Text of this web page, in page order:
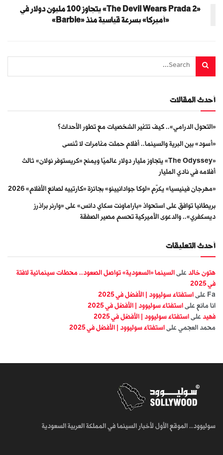
«The Devil Wears Prada 2» يتجاوز 100 مليون دولار في
«أميركا» بسرعة قياسية منذ «Barbie»
أحدث المقالات
«التحول الدرامي».. كيف تتغير الشخصيات مع تطور الأحداث؟
«أسود» بين البرية والسينما.. أفلام حملت مغامرات لا تُنسى
«The Odyssey» يتجاوز مليار دولار عالميًا ويمنح «كريستوفر نولان» ثالث
أفلامه في نادي المليار
«مهرجان فينيسيا» يكرّم «لوكا جوادانيينو» بجائزة «كارتييه لصانع الأفلام» 2026
بريطانيا توافق على استحواذ «باراماونت سكاي دانس» على «وارنر براذرز
ديسكفري».. والدعوى الأميركية تحسم مصير الصفقة
أحدث التعليقات
هتون خالد على السينما «السعودية» تواصل الصعود.. محطات سينمائية لافتة
في 2025
Fa على استفتاء سوليوود | الأفضل في 2025
انا مانع على استفتاء سوليوود | الأفضل في 2025
فهيد على استفتاء سوليوود | الأفضل في 2025
محمد العجمي على استفتاء سوليوود | الأفضل في 2025
سوليوود.. الموقع الأول لأخبار السينما في المملكة العربية السعودية